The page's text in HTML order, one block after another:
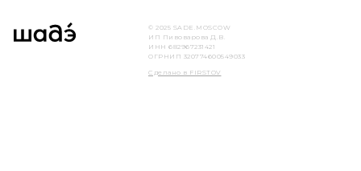
© 2025 SADE.MOSCOW
ИП Пивоварова Д.В.
ИНН 682967231421
ОГРНИП 320774600549033
Сделано в FIRSTOV